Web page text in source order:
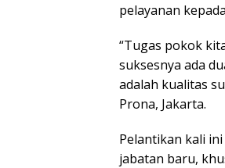
pelayanan
“Tugas pokok
suksesnya ada
adalah kualitas
Prona, Jakarta.
Pelantikan kali
jabatan baru,